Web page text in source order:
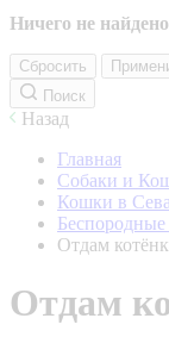
Ничего не найдено
Сбросить
Поиск
Назад
Главная
Собаки и
Кошки в
Отдам
Отдам